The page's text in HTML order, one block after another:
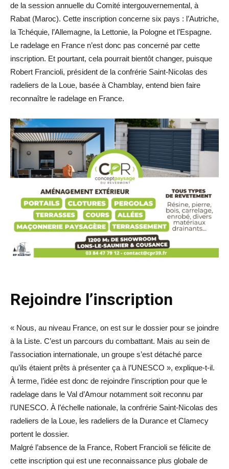
de la session annuelle du Comité intergouvernemental, à
Rabat (Maroc). Cette inscription concerne six pays : l’Autriche,
la Tchéquie, l’Allemagne, la Lettonie, la Pologne et l’Espagne.
Le radelage en France n’est donc pas concerné par cette
inscription. Et pourtant, cela pourrait bientôt changer, puisque
Robert Francioli, président de la confrérie Saint-Nicolas des
radeliers de la Loue, basée à Chamblay, entend bien faire
reconnaître le radelage en France.
Rejoindre l’inscription
« Nous, au niveau France, on est sur le dossier pour se joindre
à la Liste. C’est un parcours du combattant. Mais au sein de
l’association internationale, un groupe s’est détaché parce
qu’ils étaient prêts à présenter ça à l’UNESCO », explique-t-il.
À terme, l’idée est donc de rejoindre l’inscription pour que le
radelage dans le Val d’Amour notamment soit reconnu par
l’UNESCO. À l’échelle nationale, la confrérie Saint-Nicolas des
radeliers de la Loue, les radeliers de la Durance et Clamecy
portent le dossier.
Malgré l’absence de la France, Robert Francioli se félicite de
cette inscription qui est une reconnaissance plus globale de